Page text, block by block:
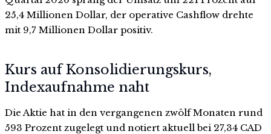
25,4 Millionen Dollar, der operative Cashflow drehte
mit 9,7 Millionen Dollar positiv.
Kurs auf Konsolidierungskurs,
Indexaufnahme naht
Die Aktie hat in den vergangenen zwölf Monaten rund
593 Prozent zugelegt und notiert aktuell bei 27,34 CAD